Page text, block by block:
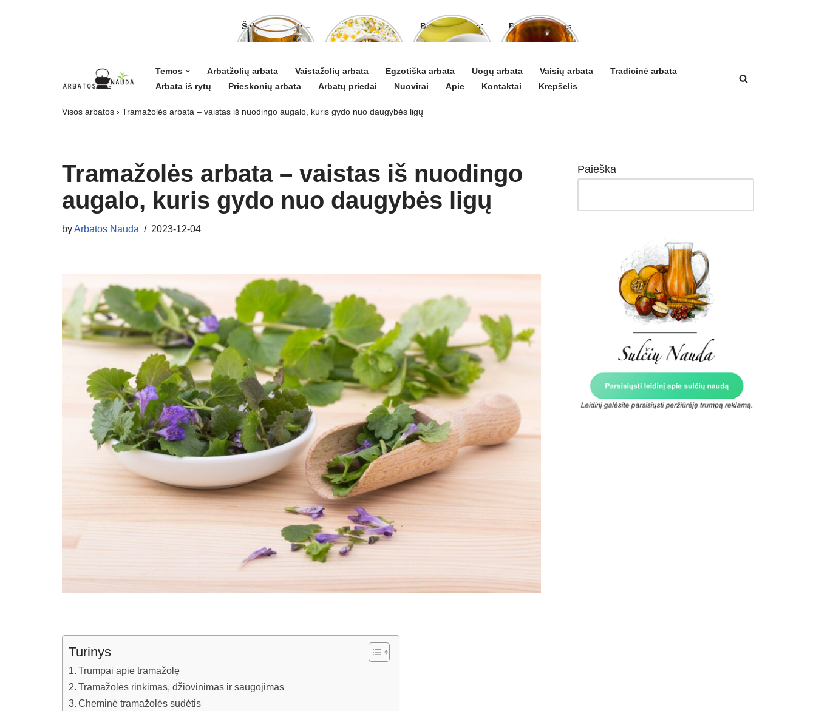
Šalavijo arbata –
ligoms gydyti ir
Ramunėlių
arbata pagelbės
Bananų arbata:
kuo ji naudinga
Pelyno arbatos
nauda ir
Temos Arbatžolių arbata Vaistažolių arbata Egzotiška arbata Uogų arbata Vaisių arbata
Tradicinė arbata
Arbata iš rytų
Prieskonių arbata Arbatų priedai Nuovirai Apie Kontaktai Krepšelis
Visos arbatos › Tramažolės arbata – vaistas iš nuodingo augalo, kuris gydo nuo daugybės ligų
Tramažolės arbata – vaistas iš nuodingo
augalo, kuris gydo nuo daugybės ligų
byArbatos Nauda 2023-12-04
Turinys
Trumpai apie tramažolę
Tramažolės rinkimas, džiovinimas ir saugojimas
Cheminė tramažolės sudėtis
Paieška